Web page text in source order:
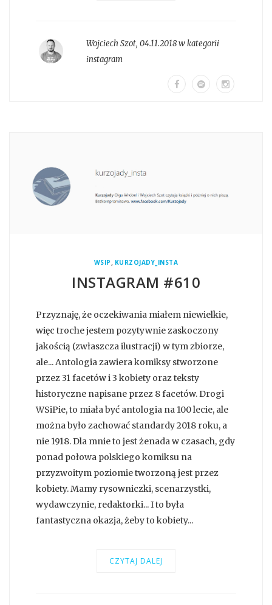
Wojciech Szot, 04.11.2018 w kategorii
instagram
WSIP , KURZOJADY_INSTA
INSTAGRAM #610
Przyznaję, że oczekiwania miałem niewielkie,
więc troche jestem pozytywnie zaskoczony
jakością (zwłaszcza ilustracji) w tym zbiorze,
ale... Antologia zawiera komiksy stworzone
przez 31 facetów i 3 kobiety oraz teksty
historyczne napisane przez 8 facetów. Drogi
WSiPie, to miała być antologia na 100 lecie, ale
można było zachować standardy 2018 roku, a
nie 1918. Dla mnie to jest żenada w czasach, gdy
ponad połowa polskiego komiksu na
przyzwoitym poziomie tworzoną jest przez
kobiety. Mamy rysowniczki, scenarzystki,
wydawczynie, redaktorki... I to była
fantastyczna okazja, żeby to kobiety...
CZYTAJ DALEJ